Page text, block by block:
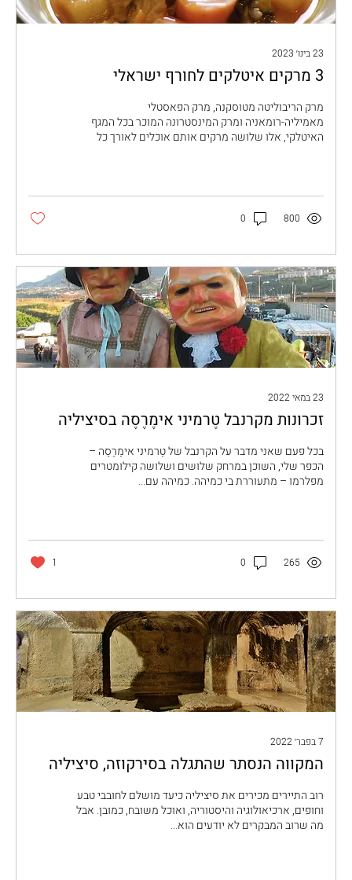
23 בינו׳ 2023
3 מרקים איטלקים לחורף ישראלי
מרק הריבוליטה מטוסקנה, מרק הפאסטלי
מאמיליה-רומאניה ומרק המינסטרונה המוכר בכל המגף
האיטלקי, אלו שלושה מרקים אותם אוכלים לאורך כל
800
0
23 במאי 2022
זכרונות מקרנבל טֶרמיני אימֶרֶסֶה בסיציליה
בכל פעם שאני מדבר על הקרנבל של טֶרמיני אימֶרֶסֶה –
הכפר שלי, השוכן במרחק שלושים ושלושה קילומטרים
מפלרמו – מתעוררת בי כמיהה. כמיהה עם...
265
0
1
7 בפבר׳ 2022
המקווה הנסתר שהתגלה בסירקוזה, סיציליה
רוב התיירים מכירים את סיציליה כיעד מושלם לחובבי טבע
וחופים, ארכיאולוגיה והיסטוריה, ואוכל משובח, כמובן. אבל
מה שרוב המבקרים לא יודעים הוא...